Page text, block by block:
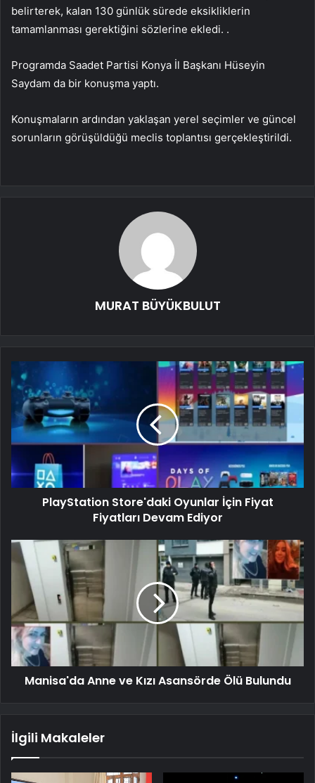
belirterek, kalan 130 günlük sürede eksikliklerin
tamamlanması gerektiğini sözlerine ekledi. .
Programda Saadet Partisi Konya İl Başkanı Hüseyin
Saydam da bir konuşma yaptı.
Konuşmaların ardından yaklaşan yerel seçimler ve güncel
sorunların görüşüldüğü meclis toplantısı gerçekleştirildi.
MURAT BÜYÜKBULUT
PlayStation Store'daki Oyunlar İçin Fiyat
Fiyatları Devam Ediyor
Manisa'da Anne ve Kızı Asansörde Ölü Bulundu
İlgili Makaleler